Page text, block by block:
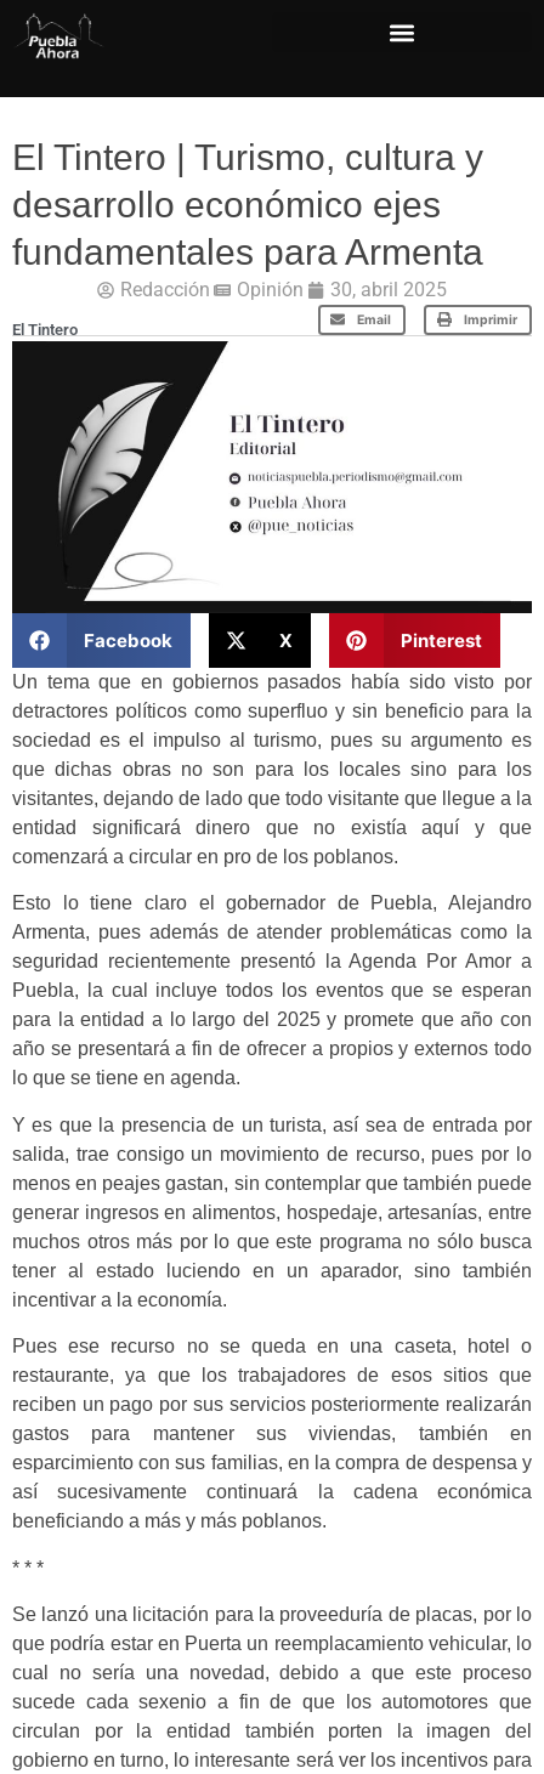
El Tintero | Turismo, cultura y
desarrollo económico ejes
fundamentales para Armenta
Redacción Opinión 30, abril 2025
Email Imprimir
El Tintero
Facebook X Pinterest
Un tema que en gobiernos pasados había sido visto por
detractores políticos como superfluo y sin beneficio para la
sociedad es el impulso al turismo, pues su argumento es
que dichas obras no son para los locales sino para los
visitantes, dejando de lado que todo visitante que llegue a la
entidad significará dinero que no existía aquí y que
comenzará a circular en pro de los poblanos.
Esto lo tiene claro el gobernador de Puebla, Alejandro
Armenta, pues además de atender problemáticas como la
seguridad recientemente presentó la Agenda Por Amor a
Puebla, la cual incluye todos los eventos que se esperan
para la entidad a lo largo del 2025 y promete que año con
año se presentará a fin de ofrecer a propios y externos todo
lo que se tiene en agenda.
Y es que la presencia de un turista, así sea de entrada por
salida, trae consigo un movimiento de recurso, pues por lo
menos en peajes gastan, sin contemplar que también puede
generar ingresos en alimentos, hospedaje, artesanías, entre
muchos otros más por lo que este programa no sólo busca
tener al estado luciendo en un aparador, sino también
incentivar a la economía.
Pues ese recurso no se queda en una caseta, hotel o
restaurante, ya que los trabajadores de esos sitios que
reciben un pago por sus servicios posteriormente realizarán
gastos para mantener sus viviendas, también en
esparcimiento con sus familias, en la compra de despensa y
así sucesivamente continuará la cadena económica
beneficiando a más y más poblanos.
* * *
Se lanzó una licitación para la proveeduría de placas, por lo
que podría estar en Puerta un reemplacamiento vehicular, lo
cual no sería una novedad, debido a que este proceso
sucede cada sexenio a fin de que los automotores que
circulan por la entidad también porten la imagen del
gobierno en turno, lo interesante será ver los incentivos para